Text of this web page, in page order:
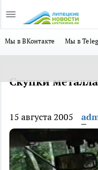
Мы в ВКонтакте Мы в
Скупки
15 августа 2005